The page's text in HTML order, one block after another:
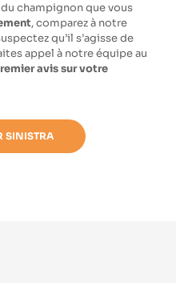
champignon que vous
, comparez à notre
qu’il s’agisse de
appel à notre équipe au
avis sur votre
SINISTRA